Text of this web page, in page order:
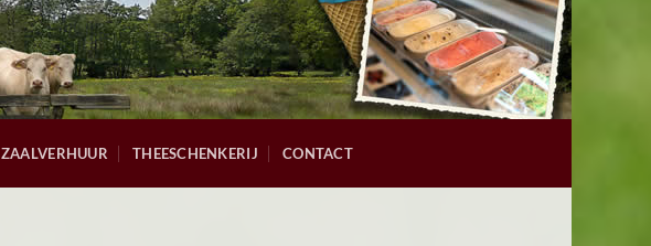
ZAALVERHUUR THEESCHENKERIJ CONTACT